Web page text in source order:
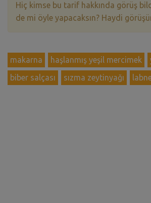
Hiç kimse bu tarif hakkında görüş
de mi öyle yapacaksın? Haydi
makarna haşlanmış yeşil mercimek
biber salçası
sızma zeytinyağı